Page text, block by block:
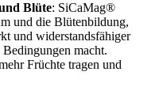
Blüte: SiCaMag®
und die Blütenbildung,
und widerstandsfähiger
macht.
Früchte tragen und